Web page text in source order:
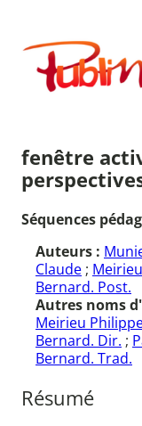
contenu
Publimath
fenêtre
Séquences
Auteurs :
Claude ;
Bernard. Post.
Autres noms
Meirieu
Bernard. Dir. ;
Bernard. Trad.
Résumé